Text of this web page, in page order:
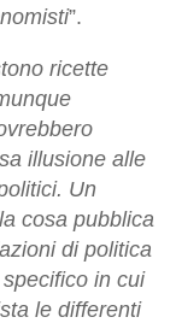
”.
ricette
illusione alle
Un
cosa pubblica
di politica
in cui
le differenti